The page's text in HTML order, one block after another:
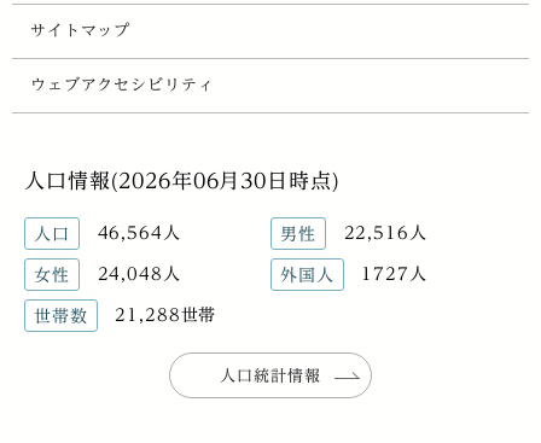
サイトマップ
ウェブアクセシビリティ
人口情報(2026年06月30日時点)
人口 46,564人 男性 22,516人
女性 24,048人 外国人 1727人
世帯数 21,288世帯
人口統計情報